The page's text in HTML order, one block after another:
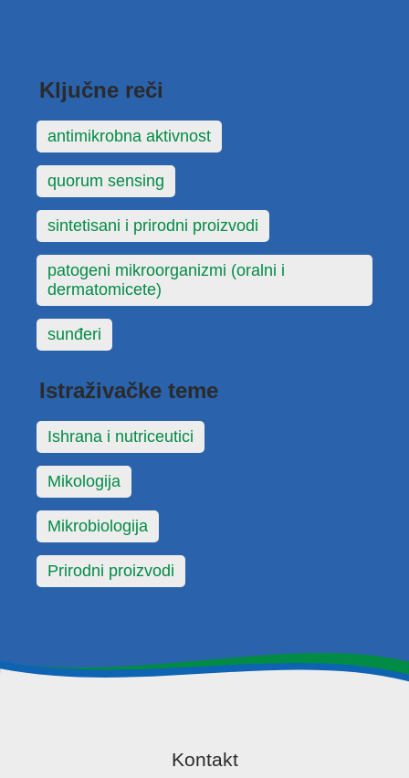
Ključne reči
antimikrobna aktivnost
quorum sensing
sintetisani i prirodni proizvodi
patogeni mikroorganizmi (oralni i
dermatomicete)
sunđeri
Istraživačke teme
Ishrana i nutriceutici
Mikologija
Mikrobiologija
Prirodni proizvodi
Kontakt